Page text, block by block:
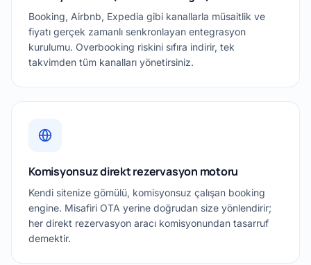
Booking, Airbnb, Expedia gibi kanallarla müsaitlik ve
fiyatı gerçek zamanlı senkronlayan entegrasyon
kurulumu. Overbooking riskini sıfıra indirir, tek
takvimden tüm kanalları yönetirsiniz.
Komisyonsuz direkt rezervasyon motoru
Kendi sitenize gömülü, komisyonsuz çalışan booking
engine. Misafiri OTA yerine doğrudan size yönlendirir;
her direkt rezervasyon aracı komisyonundan tasarruf
demektir.